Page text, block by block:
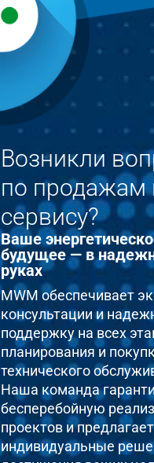
Возникли
по продажам
сервису?
Ваше
будущее — в
руках
MWM обеспечивает
консультации и
поддержку на всех
планирования и
технического
Наша команда
бесперебойную
проектов и предлагает
индивидуальные